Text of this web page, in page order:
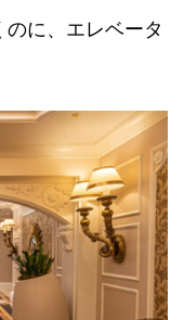
に、エレベータ